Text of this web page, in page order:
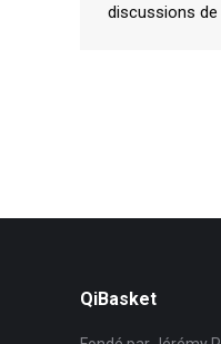
discussions de
QiBasket